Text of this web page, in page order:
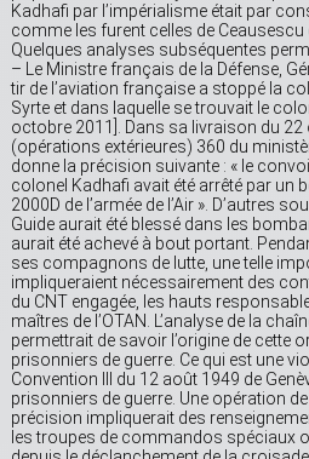
Kadhafi par l’impérialisme était par
comme les furent celles de Ceausescu
Quelques analyses subséquentes
– Le Ministre français de la Défense,
tir de l’aviation française a stoppé la
Syrte et dans laquelle se trouvait le
octobre 2011]. Dans sa livraison du 22
(opérations extérieures) 360 du
donne la précision suivante : « le
colonel Kadhafi avait été arrêté par un
2000D de l’armée de l’Air ». D’autres
Guide aurait été blessé dans les
aurait été achevé à bout portant.
ses compagnons de lutte, une telle
impliqueraient nécessairement des
du CNT engagée, les hauts
maîtres de l’OTAN. L’analyse de la
permettrait de savoir l’origine de cette
prisonniers de guerre. Ce qui est une
Convention III du 12 août 1949 de
prisonniers de guerre. Une opération
précision impliquerait des
les troupes de commandos spéciaux